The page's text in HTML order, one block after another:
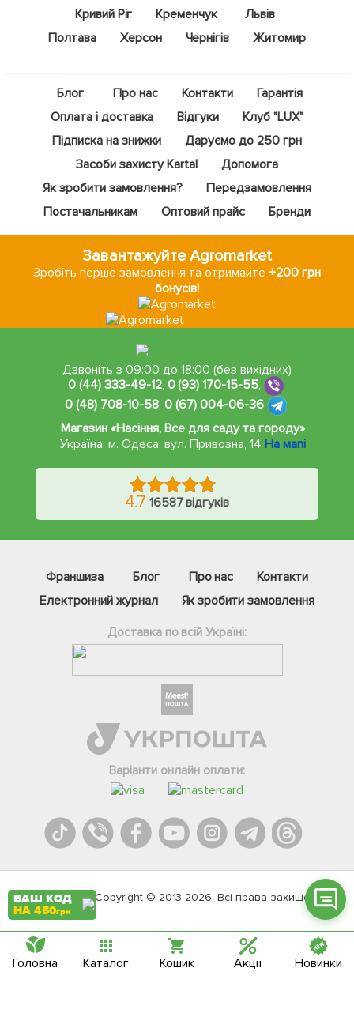
Кривий Ріг
Кременчук
Львів
Полтава
Херсон Чернігів Житомир
Блог Про нас Контакти
Гарантія
Оплата і доставка
Відгуки
Клуб "LUX"
Підписка на знижки
Даруємо до 250 грн
Засоби захисту Kartal
Допомога
Як зробити замовлення?
Передзамовлення
Постачальникам
Оптовий прайс Бренди
Завантажуйте Agromarket
Зробіть перше замовлення та отримайте+200 грн
бонусів!
Дзвоніть з 09:00 до 18:00 (без вихідних)
0 (44) 333-49-12, 0 (93) 170-15-55,
0 (48) 708-10-58, 0 (67) 004-06-36
Магазин «Насіння, Все для саду та городу»
Україна, м. Одеса,вул. Привозна, 14 На мапі
4.7 16587 відгуків
Франшиза Блог Про нас
Контакти
Електронний журнал
Як зробити замовлення
Доставка по всій Україні:
Варіанти онлайн оплати:
Agromarket.Copyright © 2013-2026. Всі права захищені
Телеграм
Вайбер
Онлайн чат
ВАШ КОД
НА 450грн
Головна Каталог Кошик Акції Новинки